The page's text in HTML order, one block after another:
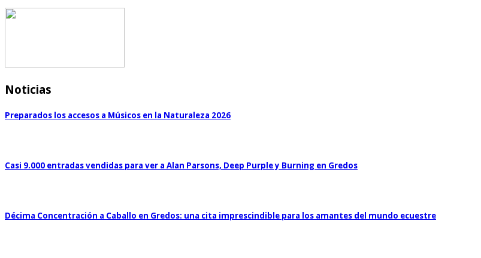
Noticias
Preparados los accesos a Músicos en la Naturaleza 2026
Casi 9.000 entradas vendidas para ver a Alan Parsons, Deep Purple y Burning en Gredos
Décima Concentración a Caballo en Gredos: una cita imprescindible para los amantes del mundo ecuestre